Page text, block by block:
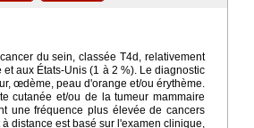
du sein, classée T4d, relativement
aux États-Unis (1 à 2 %). Le diagnostic
œdème, peau d'orange et/ou érythème.
cutanée et/ou de la tumeur mammaire
une fréquence plus élevée de cancers
distance est basé sur l'examen clinique,